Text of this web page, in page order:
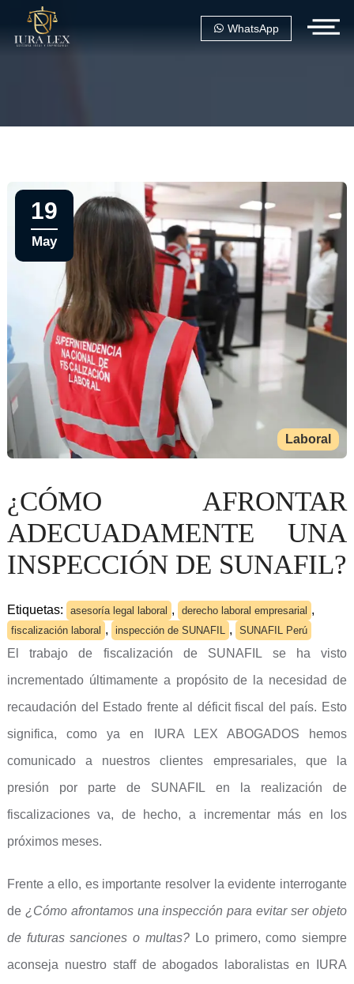
WhatsApp
Laboral
19
May
¿CÓMO AFRONTAR
ADECUADAMENTE UNA
INSPECCIÓN DE SUNAFIL?
Etiquetas: asesoría legal laboral , derecho laboral empresarial ,
fiscalización laboral , inspección de SUNAFIL , SUNAFIL Perú
El trabajo de fiscalización de SUNAFIL se ha visto
incrementado últimamente a propósito de la necesidad de
recaudación del Estado frente al déficit fiscal del país. Esto
significa, como ya en IURA LEX ABOGADOS hemos
comunicado a nuestros clientes empresariales, que la
presión por parte de SUNAFIL en la realización de
fiscalizaciones va, de hecho, a incrementar más en los
próximos meses.
Frente a ello, es importante resolver la evidente interrogante
de ¿Cómo afrontamos una inspección para evitar ser objeto
de futuras sanciones o multas? Lo primero, como siempre
aconseja nuestro staff de abogados laboralistas en IURA